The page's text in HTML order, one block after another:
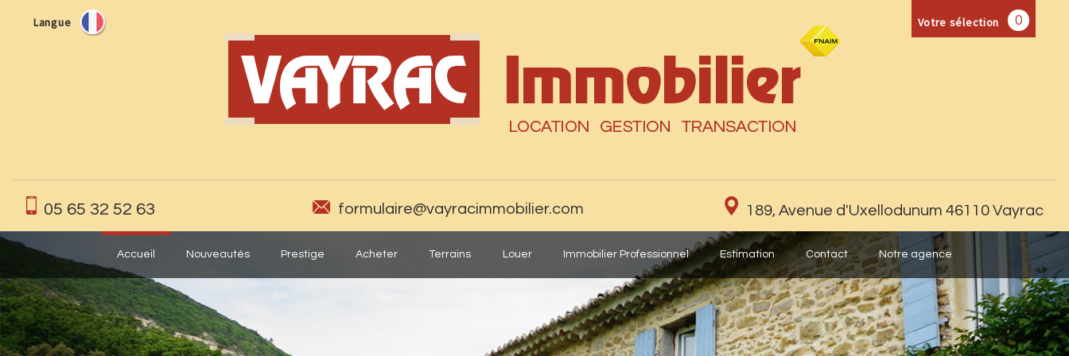
Votre sélection 0
Langue
05 65 32 52 63 formulaire@vayracimmobilier.com 189, Avenue d'Uxellodunum 46110 Vayrac
Accueil Nouveautés Prestige Acheter Terrains Louer Immobilier Professionnel Estimation Contact Notre agence